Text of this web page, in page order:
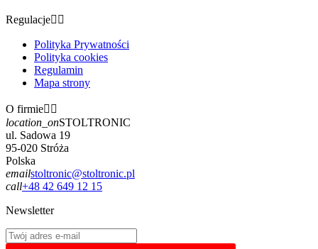
Regulacje 
Polityka Prywatności
Polityka cookies
Regulamin
Mapa strony
O firmie 
location_onSTOLTRONIC
ul. Sadowa 19
95-020 Stróża
Polska
emailstoltronic@stoltronic.pl
call+48 42 649 12 15
Newsletter